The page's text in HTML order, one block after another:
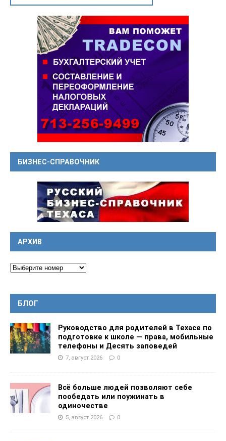
БИЗНЕС-СПРАВОЧНИК
АРХИВ
БЛОГ
Руководство для родителей в Техасе по
подготовке к школе — права, мобильные
телефоны и Десять заповедей
7, август 2026 0
Всё больше людей позволяют себе
пообедать или поужинать в
одиночестве
5, август 2026 0